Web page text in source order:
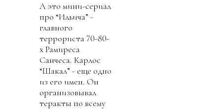
А это мини-сериал
про “Ильича” -
главного
террориста 70-80-
х Рамиреса
Санчеса. Карлос
“Шакал” - еще одно
из его имен. Он
организовывал
теракты по всему